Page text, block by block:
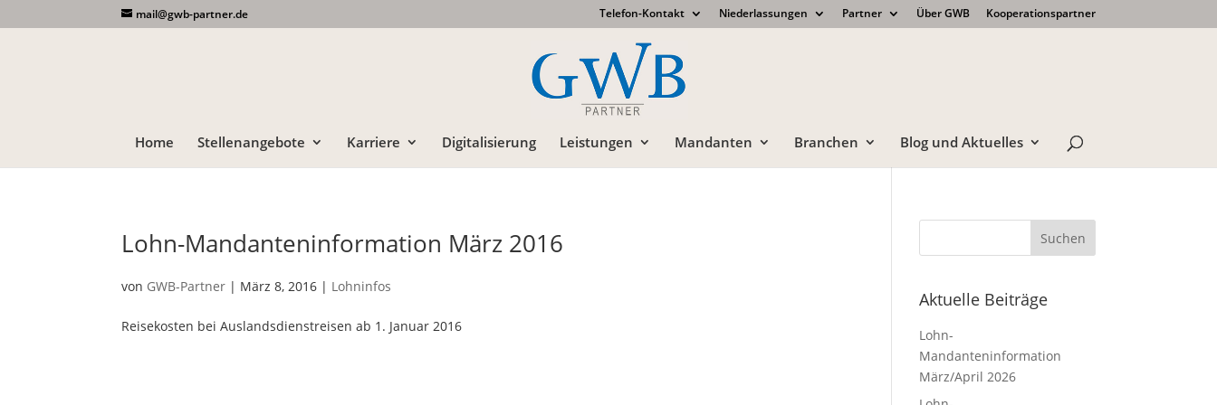
mail@gwb-partner.de Telefon-Kontakt Niederlassungen Partner Über GWB Kooperationspartner
Home Stellenangebote Karriere Digitalisierung Leistungen Mandanten Branchen Blog und Aktuelles
Lohn-Mandanteninformation März 2016
von GWB-Partner | März 8, 2016 | Lohninfos
Reisekosten bei Auslandsdienstreisen ab 1. Januar 2016
Aktuelle Beiträge
Lohn-
Mandanteninformation
März/April 2026